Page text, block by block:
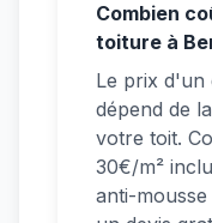
Combien
toiture à
Le prix d'un
dépend de
votre toit.
30€/m²
anti-